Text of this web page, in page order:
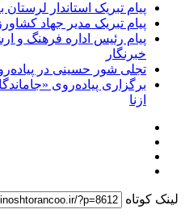
پیام تبریک استاندار
پیام تبریک مدیر جهاد
پیام رئیس اداره فرهنگ و
خبرنگار
تجلی شور حسینی در
برگزاری پیاده‌روی
ازنا
لینک کوتاه